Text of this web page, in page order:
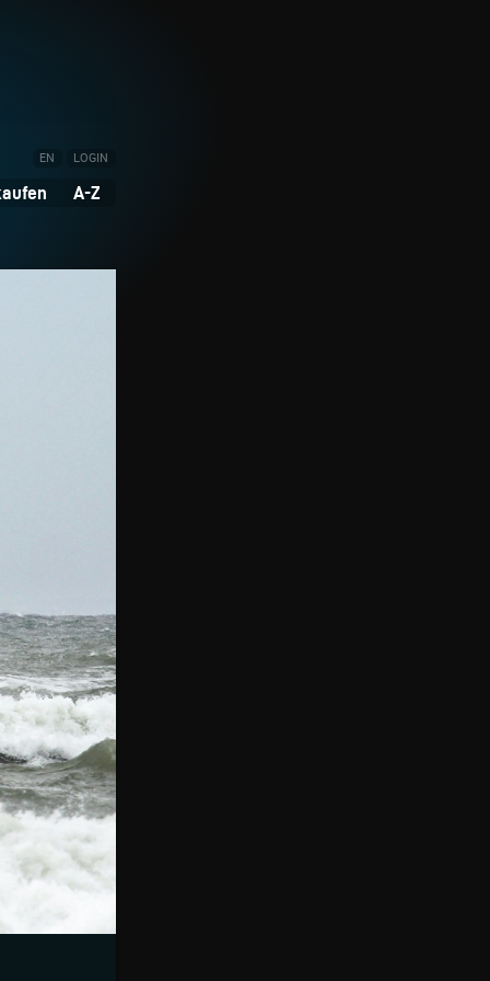
EN LOGIN
A-Z